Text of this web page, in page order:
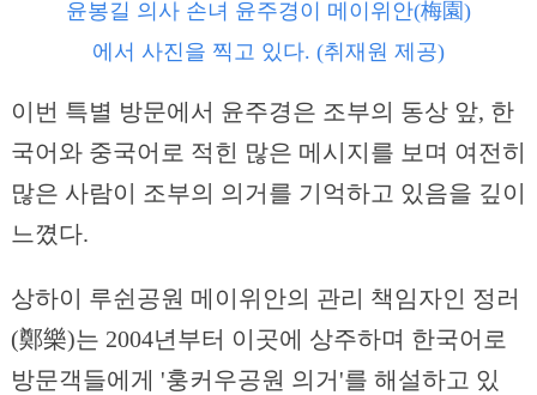
윤봉길 의사 손녀 윤주경이 메이위안(梅園)
에서 사진을 찍고 있다. (취재원 제공)
이번 특별 방문에서 윤주경은 조부의 동상 앞, 한
국어와 중국어로 적힌 많은 메시지를 보며 여전히
많은 사람이 조부의 의거를 기억하고 있음을 깊이
느꼈다.
상하이 루쉰공원 메이위안의 관리 책임자인 정러
(鄭樂)는 2004년부터 이곳에 상주하며 한국어로
방문객들에게 '훙커우공원 의거'를 해설하고 있